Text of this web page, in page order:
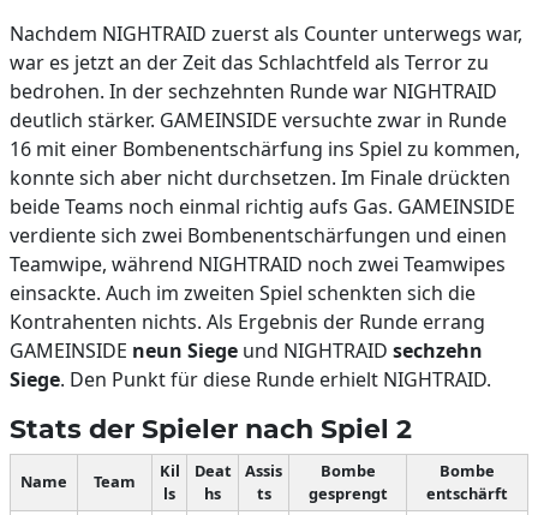
Nachdem NIGHTRAID zuerst als Counter unterwegs war,
war es jetzt an der Zeit das Schlachtfeld als Terror zu
bedrohen. In der sechzehnten Runde war NIGHTRAID
deutlich stärker. GAMEINSIDE versuchte zwar in Runde
16 mit einer Bombenentschärfung ins Spiel zu kommen,
konnte sich aber nicht durchsetzen. Im Finale drückten
beide Teams noch einmal richtig aufs Gas. GAMEINSIDE
verdiente sich zwei Bombenentschärfungen und einen
Teamwipe, während NIGHTRAID noch zwei Teamwipes
einsackte. Auch im zweiten Spiel schenkten sich die
Kontrahenten nichts. Als Ergebnis der Runde errang
GAMEINSIDE neun Siege und NIGHTRAID sechzehn
Siege. Den Punkt für diese Runde erhielt NIGHTRAID.
Stats der Spieler nach Spiel 2
Name Team
Kil
ls
Deat
hs
Assis
ts
Bombe
gesprengt
Bombe
entschärft